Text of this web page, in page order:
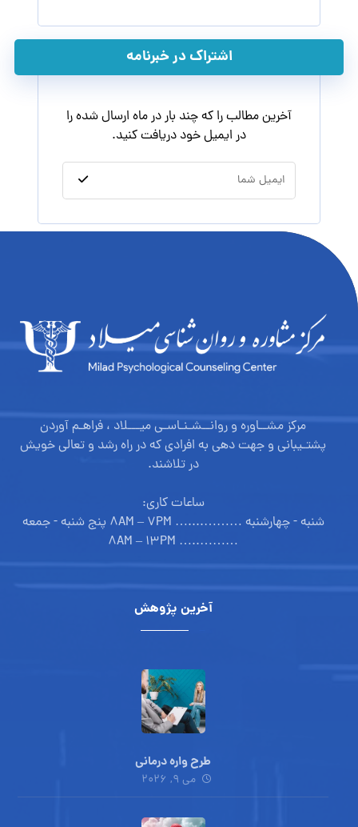
اشتراک در خبرنامه
آخرین مطالب را که چند بار در ماه ارسال شده را
در ایمیل خود دریافت کنید.
مرکز مشــاوره و روانــشـنـاسـی میـــلاد ، فراهـم آوردن
پشتـیبانی و جهت دهی به افرادی که در راه رشد و تعالی خویش
در تلاشند.
ساعات کاری:
شنبه - چهارشنبه ………....… ۸AM – ۷PM پنج شنبه - جمعه
………..… ۸AM – ۱۳PM
آخرین پژوهش
طرح واره درمانی
می ۹, ۲۰۲۶